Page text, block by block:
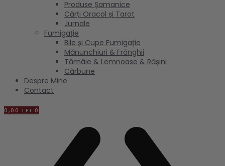
Produse Șamanice
Cărți Oracol și Tarot
Jurnale
Fumigație
Bile și Cupe Fumigație
Mănunchiuri & Frânghii
Tămâie & Lemnoase & Rășini
Cărbune
Despre Mine
Contact
0,00 LEI 0